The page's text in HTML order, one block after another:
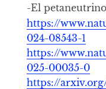
-El
https://
024-08543-1
https://
025-00035-0
https://